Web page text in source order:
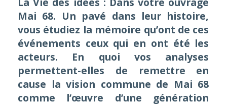
Mai 68. Un pavé dans leur histoire,
vous étudiez la mémoire qu’ont de ces
événements ceux qui en ont été les
acteurs. En quoi vos analyses
permettent-elles de remettre en
cause la vision commune de Mai 68
comme l’œuvre d’une génération